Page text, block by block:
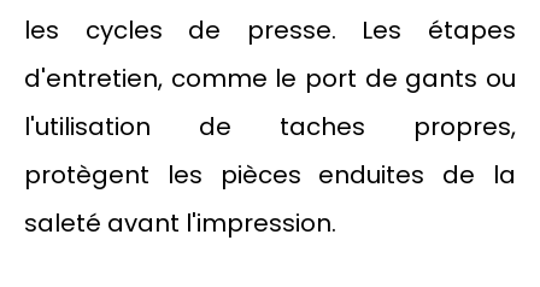
les cycles de presse. Les étapes
d'entretien, comme le port de gants ou
l'utilisation de taches propres,
protègent les pièces enduites de la
saleté avant l'impression.